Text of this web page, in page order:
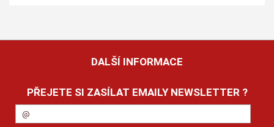
DALŠÍ INFORMACE
PŘEJETE SI ZASÍLAT EMAILY NEWSLETTER ?